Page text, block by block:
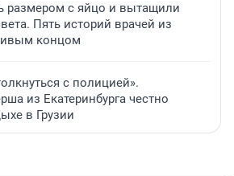
размером с яйцо и вытащили
Пять историй врачей из
концом
с полицией».
из Екатеринбурга честно
в Грузии